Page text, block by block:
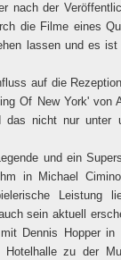
nach der
die Filme eines
lassen und es
auf die
Of New York' von
das nicht nur unter
und ein
in Michael
Leistung
sein aktuell
Dennis Hopper
Hotelhalle zu der